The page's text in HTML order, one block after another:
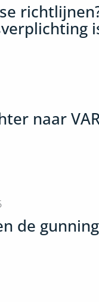
naar
de